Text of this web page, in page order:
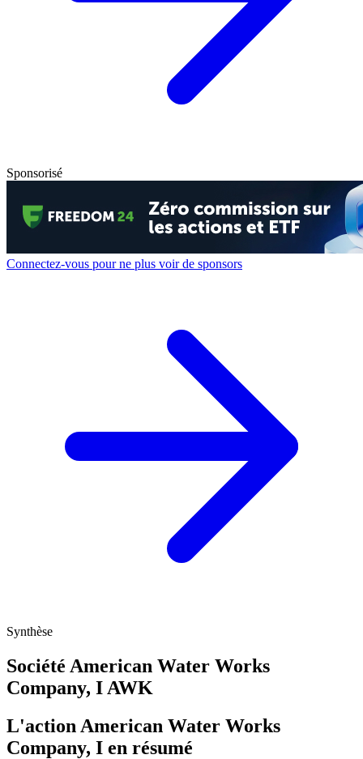
Sponsorisé
Connectez-vous pour ne plus voir de sponsors
Synthèse
Société American Water Works
Company, I AWK
L'action American Water Works
Company, I en résumé